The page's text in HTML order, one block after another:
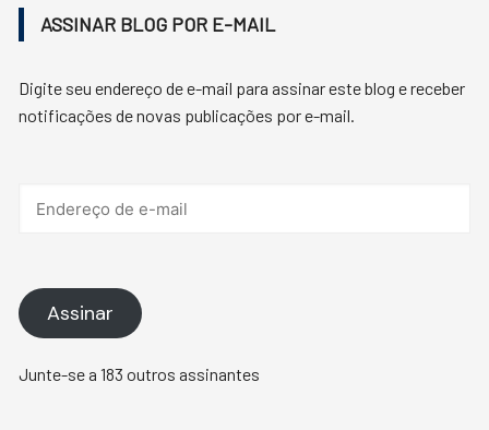
ASSINAR BLOG POR E-MAIL
Digite seu endereço de e-mail para assinar este blog e receber
notificações de novas publicações por e-mail.
Assinar
Junte-se a 183 outros assinantes